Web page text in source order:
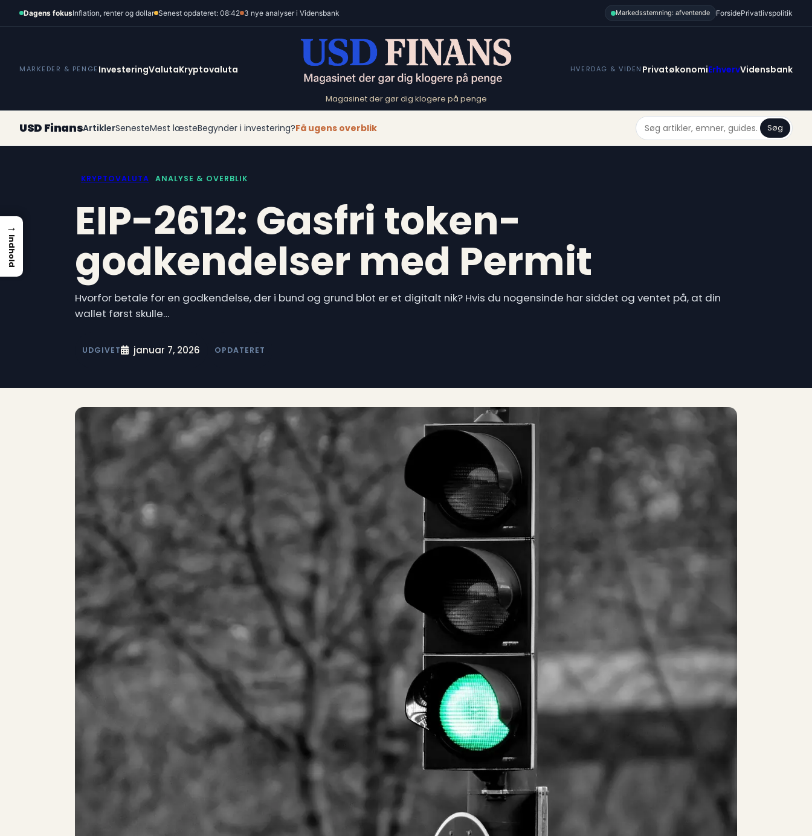
Spring
til
Dagens fokusInflation, renter og dollar Senest opdateret: 08:42 3 nye analyser i Vidensbank Markedsstemning: afventende ForsidePrivatlivspolitik
MARKEDER & PENGE InvesteringValutaKryptovaluta
Magasinet der gør dig klogere på penge
HVERDAG & VIDEN PrivatøkonomiErhvervVidensbank
USD FinansArtiklerSenesteMest læsteBegynder i investering?Få ugens overblik Søg
KRYPTOVALUTA ANALYSE & OVERBLIK
EIP-2612: Gasfri token-
godkendelser med Permit
Hvorfor betale for en godkendelse, der i bund og grund blot er et digitalt nik? Hvis du nogensinde har siddet og ventet på, at din
wallet først skulle…
UDGIVET januar 7, 2026 OPDATERET
→
Indhold